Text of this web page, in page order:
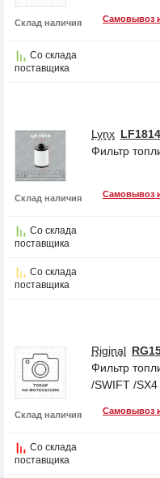
Склад наличия
Самовывоз
Со склада
поставщика
Lynx LF1814
Фильтр
Склад наличия
Самовывоз
Со склада
поставщика
Со склада
поставщика
Riginal
Фильтр
/SWIFT /
Склад наличия
Самовывоз
Со склада
поставщика